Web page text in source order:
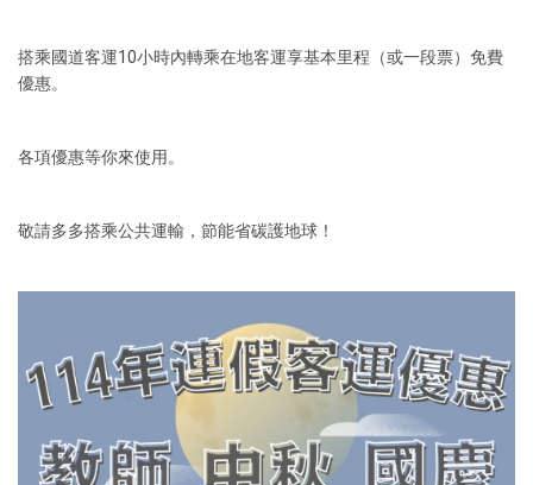
搭乘國道客運10小時內轉乘在地客運享基本里程（或一段票）免費
優惠。
各項優惠等你來使用。
敬請多多搭乘公共運輸，節能省碳護地球！